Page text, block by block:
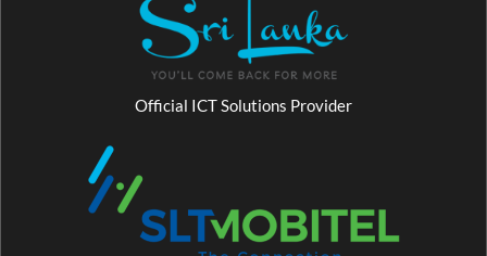
Official ICT Solutions Provider